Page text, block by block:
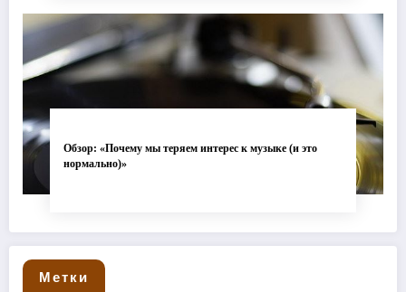
Обзор: «Почему мы теряем интерес к музыке (и это
нормально)»
Метки